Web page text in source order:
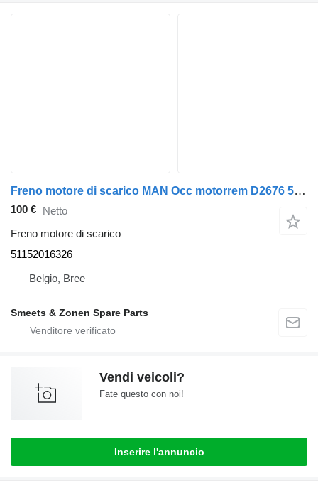
Freno motore di scarico MAN Occ motorrem D2676 51152016326 per camion
100 € Netto
Freno motore di scarico
51152016326
Belgio, Bree
Smeets & Zonen Spare Parts
Vendi veicoli?
Fate questo con noi!
Inserire l'annuncio